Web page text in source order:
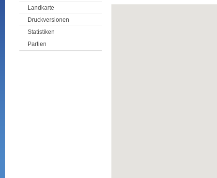
Landkarte
Druckversionen
Statistiken
Partien